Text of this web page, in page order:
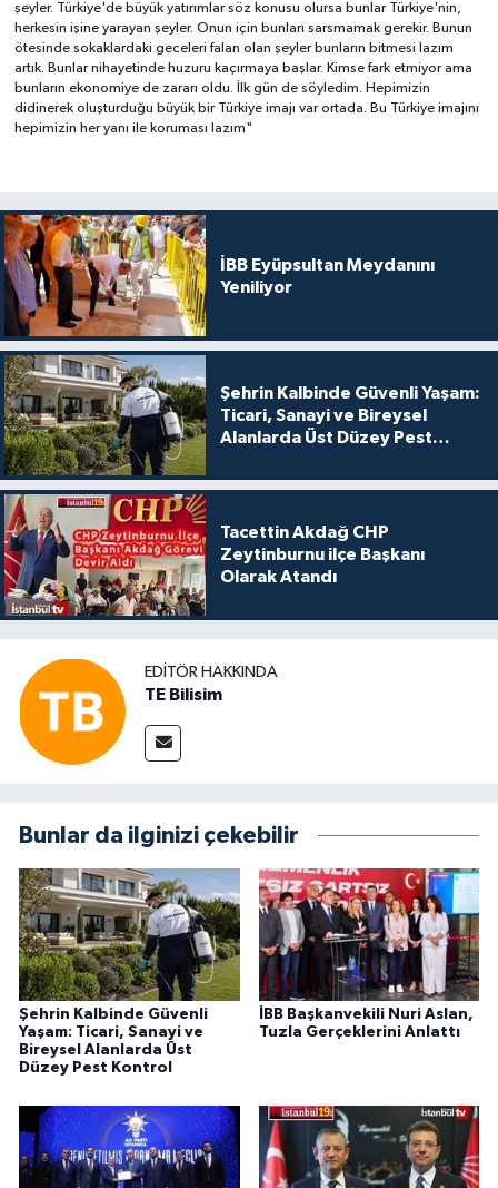
şeyler. Türkiye'de büyük yatırımlar söz konusu olursa bunlar Türkiye'nin,
herkesin işine yarayan şeyler. Onun için bunları sarsmamak gerekir. Bunun
ötesinde sokaklardaki geceleri falan olan şeyler bunların bitmesi lazım
artık. Bunlar nihayetinde huzuru kaçırmaya başlar. Kimse fark etmiyor ama
bunların ekonomiye de zararı oldu. İlk gün de söyledim. Hepimizin
didinerek oluşturduğu büyük bir Türkiye imajı var ortada. Bu Türkiye imajını
hepimizin her yanı ile koruması lazım"
İBB Eyüpsultan Meydanını
Yeniliyor
Şehrin Kalbinde Güvenli Yaşam:
Ticari, Sanayi ve Bireysel
Alanlarda Üst Düzey Pest
Tacettin Akdağ CHP
Zeytinburnu ilçe Başkanı
Olarak Atandı
EDITÖR HAKKINDA
TE Bilisim
Bunlar da ilginizi çekebilir
Şehrin Kalbinde Güvenli
Yaşam: Ticari, Sanayi ve
Bireysel Alanlarda Üst
Düzey Pest Kontrol
İBB Başkanvekili Nuri Aslan,
Tuzla Gerçeklerini Anlattı